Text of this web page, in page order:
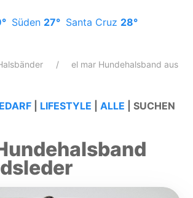
Süden 27° Santa Cruz 28°
el mar Hundehalsband aus
LIFESTYLE ALLE
SUCHEN